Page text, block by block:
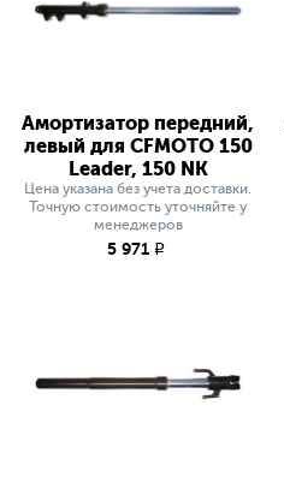
Амортизатор передний,
левый для CFMOTO 150
Leader, 150 NK
Цена указана без учета доставки.
Точную стоимость уточняйте у
менеджеров
5 971 q